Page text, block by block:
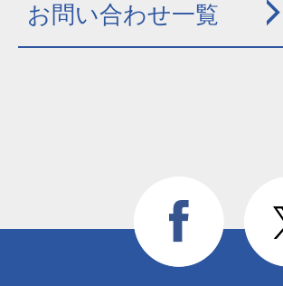
お問い合わせ一覧